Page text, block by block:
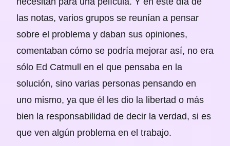
las notas, varios grupos se reunían a pensar
sobre el problema y daban sus opiniones,
comentaban cómo se podría mejorar así, no era
sólo Ed Catmull en el que pensaba en la
solución, sino varias personas pensando en
uno mismo, ya que él les dio la libertad o más
bien la responsabilidad de decir la verdad, si es
que ven algún problema en el trabajo.